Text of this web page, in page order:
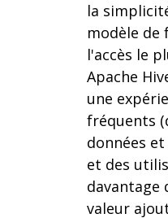
la
modèle de
l'accès le
Apache
une
fréquents
données
et des
davantage
valeur